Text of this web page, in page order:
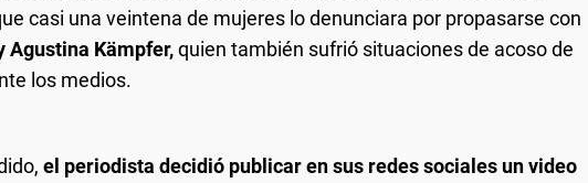
casi una veintena de mujeres lo denunciara por propasarse con
Agustina Kämpfer,quien también sufrió situaciones de acoso de
los medios.
el periodista decidió publicar en sus redes sociales un video